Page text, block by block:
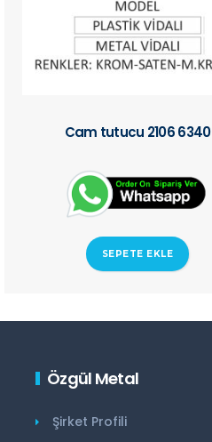
Cam tutucu 2106 6340
SEPETE EKLE
Özgül Metal
Şirket Profili